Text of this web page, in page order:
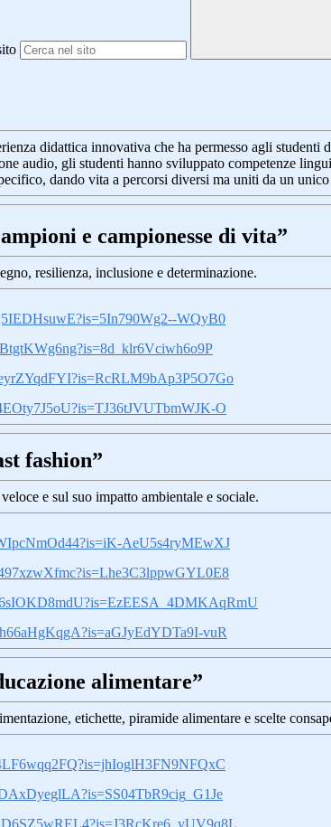
didattica innovativa che ha permesso agli
audio, gli studenti hanno sviluppato competenze
dando vita a percorsi diversi ma uniti da un
e campionesse di vita”
resilienza, inclusione e determinazione.
is=5In790Wg2--WQyB0
is=8d_klr6Vciwh6o9P
is=RcRLM9bAp3P5O7Go
is=TJ36tJVUTbmWJK-O
fashion”
e sul suo impatto ambientale e sociale.
is=iK-AeU5s4ryMEwXJ
is=Lhe3C3lppwGYL0E8
is=EzEESA_4DMKAqRmU
is=aGJyEdYDTa9I-vuR
alimentare”
etichette, piramide alimentare e scelte
is=jhIoglH3FN9NFQxC
is=SS04TbR9cig_G1Je